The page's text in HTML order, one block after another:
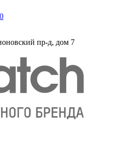
0
пр-д, дом 7